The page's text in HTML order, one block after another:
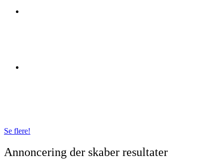
Se flere!
Annoncering der skaber resultater